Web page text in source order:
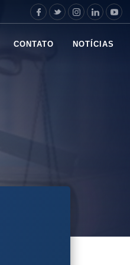
CONTATO NOTÍCIAS